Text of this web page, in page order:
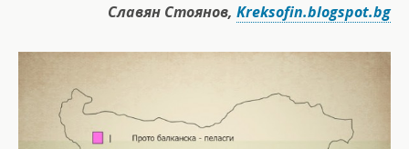
Славян Стоянов, Kreksofin.blogspot.bg